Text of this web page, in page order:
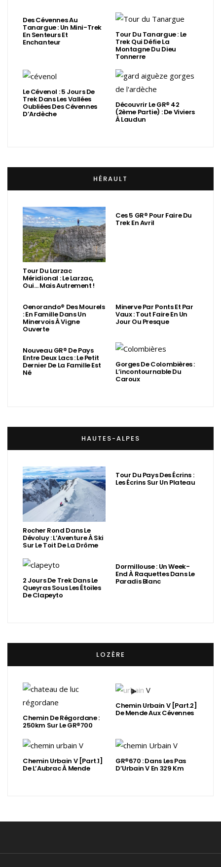
Des Cévennes Au
Tanargue : Un Mini-Trek
En Senteurs Et
Enchanteur
Tour Du Tanargue : Le
Trek Qui Défie La
Montagne Du Dieu
Tonnerre
Le Cévenol : 5 Jours De
Trek Dans Les Vallées
Oubliées Des Cévennes
D’Ardèche
Découvrir Le GR® 42
(2ème Partie) : De Viviers
À Laudun
HÉRAULT
Tour Du Larzac
Méridional : Le Larzac,
Oui… Mais Autrement !
Ces 5 GR® Pour Faire Du
Trek En Avril
Oenorando® Des Mourels
: En Famille Dans Un
Minervois À Vigne
Ouverte
Minerve Par Ponts Et Par
Vaux : Tout Faire En Un
Jour Ou Presque
Nouveau GR® De Pays
Entre Deux Lacs : Le Petit
Dernier De La Famille Est
Né
Gorges De Colombières :
L’incontournable Du
Caroux
HAUTES-ALPES
Rocher Rond Dans Le
Dévoluy : L’Aventure À Ski
Sur Le Toit De La Drôme
Tour Du Pays Des Écrins :
Les Écrins Sur Un Plateau
2 Jours De Trek Dans Le
Queyras Sous Les Étoiles
De Clapeyto
Dormillouse : Un Week-
End À Raquettes Dans Le
Paradis Blanc
LOZÈRE
Chemin De Régordane :
250km Sur Le GR®700
Chemin Urbain V [Part.2]
De Mende Aux Cévennes
Chemin Urbain V [Part.1]
De L’Aubrac À Mende
GR®670 : Dans Les Pas
D’Urbain V En 329 Km